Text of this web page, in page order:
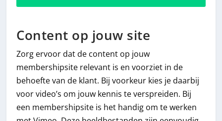
Content op jouw site
Zorg ervoor dat de content op jouw
membershipsite relevant is en voorziet in de
behoefte van de klant. Bij voorkeur kies je daarbij
voor video’s om jouw kennis te verspreiden. Bij
een membershipsite is het handig om te werken